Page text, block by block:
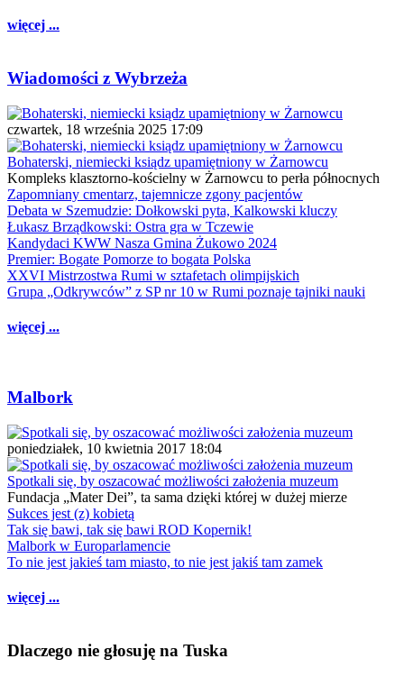
więcej ...
Wiadomości z Wybrzeża
czwartek, 18 września 2025 17:09
Bohaterski, niemiecki ksiądz upamiętniony w Żarnowcu
Kompleks klasztorno-kościelny w Żarnowcu to perła północnych
Zapomniany cmentarz, tajemnicze zgony pacjentów
Debata w Szemudzie: Dołkowski pyta, Kalkowski kluczy
Łukasz Brządkowski: Ostra gra w Tczewie
Kandydaci KWW Nasza Gmina Żukowo 2024
Premier: Bogate Pomorze to bogata Polska
XXVI Mistrzostwa Rumi w sztafetach olimpijskich
Grupa „Odkrywców” z SP nr 10 w Rumi poznaje tajniki nauki
więcej ...
Malbork
poniedziałek, 10 kwietnia 2017 18:04
Spotkali się, by oszacować możliwości założenia muzeum
Fundacja „Mater Dei”, ta sama dzięki której w dużej mierze
Sukces jest (z) kobietą
Tak się bawi, tak się bawi ROD Kopernik!
Malbork w Europarlamencie
To nie jest jakieś tam miasto, to nie jest jakiś tam zamek
więcej ...
Dlaczego nie głosuję na Tuska